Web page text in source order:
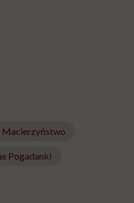
Macierzyństwo
Pogadanki